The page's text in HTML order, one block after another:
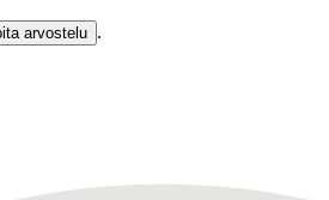
arvostelu .